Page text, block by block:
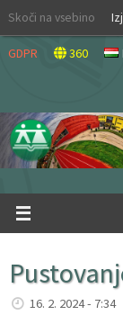
Skip
content
Skoči na vsebino
GDPR 360
16. 2. 2024 - 7:34